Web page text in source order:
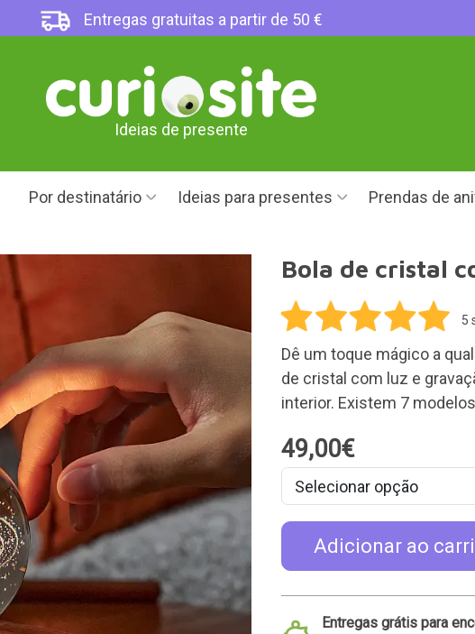
Entregas gratuitas a partir de 50 €
Ideias de presente
Por destinatário Ideias para presentes Prendas de
Bola de cristal
5
Dê um toque mágico a
de cristal com luz e
interior. Existem 7
49,00€
Adicionar ao
Entregas grátis para